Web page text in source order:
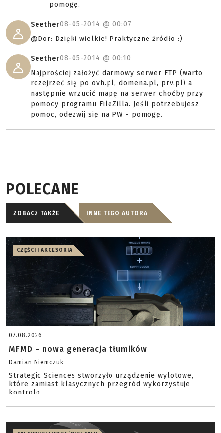
pomogę.
Seether08-05-2014 @ 00:07
@Dor: Dzięki wielkie! Praktyczne źródło :)
Seether08-05-2014 @ 00:10
Najprościej założyć darmowy serwer FTP (warto
rozejrzeć się po ovh.pl, domena.pl, prv.pl) a
następnie wrzucić mapę na serwer choćby przy
pomocy programu FileZilla. Jeśli potrzebujesz
pomoc, odezwij się na PW - pomogę.
POLECANE
ZOBACZ TAKŻE INNE TEGO AUTORA
CZĘŚCI I AKCESORIA
07.08.2026
MFMD – nowa generacja tłumików
Damian Niemczuk
Strategic Sciences stworzyło urządzenie wylotowe,
które zamiast klasycznych przegród wykorzystuje
kontrolo...